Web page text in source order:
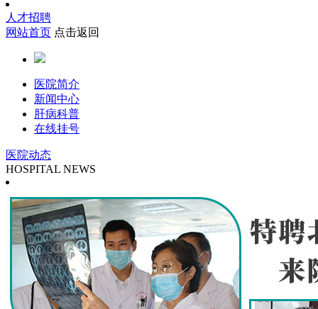
人才招聘
网站首页 点击返回
医院简介
新闻中心
肝病科普
在线挂号
医院动态
HOSPITAL NEWS